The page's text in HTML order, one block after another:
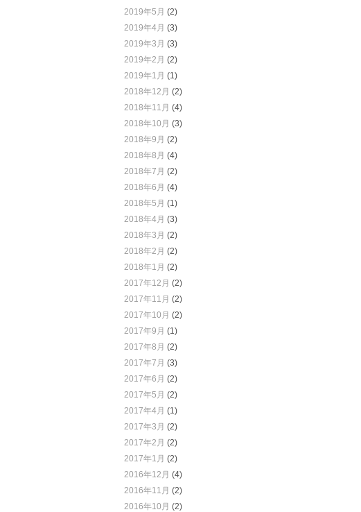
2019年5月 (2)
2019年4月 (3)
2019年3月 (3)
2019年2月 (2)
2019年1月 (1)
2018年12月 (2)
2018年11月 (4)
2018年10月 (3)
2018年9月 (2)
2018年8月 (4)
2018年7月 (2)
2018年6月 (4)
2018年5月 (1)
2018年4月 (3)
2018年3月 (2)
2018年2月 (2)
2018年1月 (2)
2017年12月 (2)
2017年11月 (2)
2017年10月 (2)
2017年9月 (1)
2017年8月 (2)
2017年7月 (3)
2017年6月 (2)
2017年5月 (2)
2017年4月 (1)
2017年3月 (2)
2017年2月 (2)
2017年1月 (2)
2016年12月 (4)
2016年11月 (2)
2016年10月 (2)